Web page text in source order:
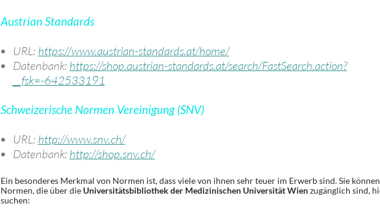
Austrian Standards
URL: https://www.austrian-standards.at/home/
Datenbank: https://shop.austrian-standards.at/search/FastSearch.action?
__fsk=-642533191
Schweizerische Normen Vereinigung (SNV)
URL: http://www.snv.ch/
Datenbank: http://shop.snv.ch/
Ein besonderes Merkmal von Normen ist, dass viele von ihnen sehr teuer im Erwerb sind. Sie können
Normen, die über die Universitätsbibliothek der Medizinischen Universität Wienzugänglich sind,
suchen: